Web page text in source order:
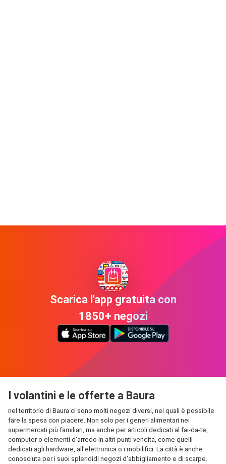
Scarica l'app gratuita con
1850+ negozi
I volantini e le offerte a Baura
nel territorio di Baura ci sono molti negozi diversi, nei quali è possibile
fare la spesa con piacere. Non solo per i generi alimentari nei
supermercati più familiari, ma anche per articoli dedicati al fai-da-te,
computer o elementi d'arredo in altri punti vendita, come quelli
dedicati agli hardware, all'elettronica o i mobilifici. La città è anche
conosciuta per i suoi splendidi negozi d'abbigliamento e di scarpe.